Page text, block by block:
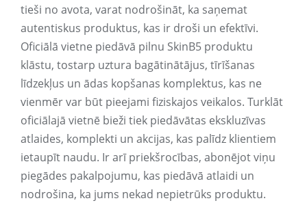
tieši no avota, varat nodrošināt, ka saņemat
autentiskus produktus, kas ir droši un efektīvi.
Oficiālā vietne piedāvā pilnu SkinB5 produktu
klāstu, tostarp uztura bagātinātājus, tīrīšanas
līdzekļus un ādas kopšanas komplektus, kas ne
vienmēr var būt pieejami fiziskajos veikalos. Turklāt
oficiālajā vietnē bieži tiek piedāvātas ekskluzīvas
atlaides, komplekti un akcijas, kas palīdz klientiem
ietaupīt naudu. Ir arī priekšrocības, abonējot viņu
piegādes pakalpojumu, kas piedāvā atlaidi un
nodrošina, ka jums nekad nepietrūks produktu.